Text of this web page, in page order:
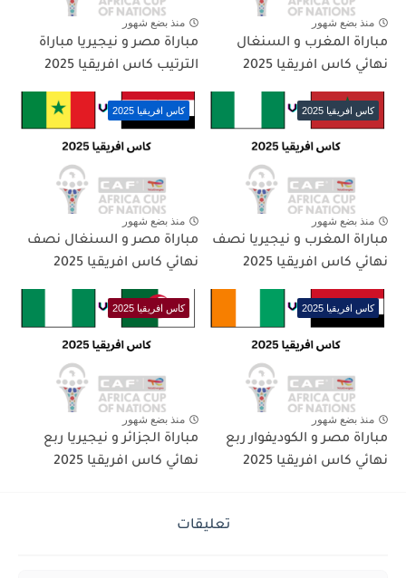
منذ بضع شهور
مباراة المغرب و السنغال
نهائي كاس افريقيا 2025
منذ بضع شهور
مباراة مصر و نيجيريا مباراة
الترتيب كاس افريقيا 2025
كاس افريقيا 2025
منذ بضع شهور
مباراة المغرب و نيجيريا نصف
نهائي كاس افريقيا 2025
كاس افريقيا 2025
منذ بضع شهور
مباراة مصر و السنغال نصف
نهائي كاس افريقيا 2025
كاس افريقيا 2025
منذ بضع شهور
مباراة مصر و الكوديفوار ربع
نهائي كاس افريقيا 2025
كاس افريقيا 2025
منذ بضع شهور
مباراة الجزائر و نيجيريا ربع
نهائي كاس افريقيا 2025
تعليقات